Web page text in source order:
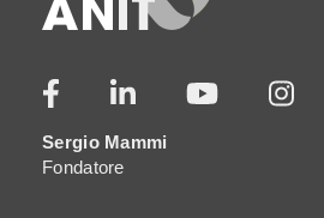
Sergio Mammi
Fondatore